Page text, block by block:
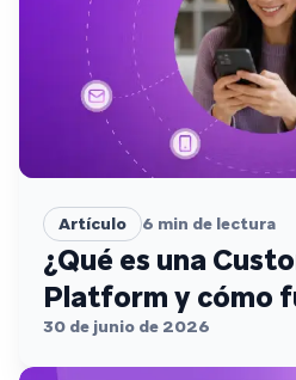
Artículo 6 min de lectura
¿Qué es una
Platform y cómo
30 de junio de 2026